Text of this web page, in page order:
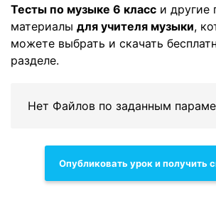
Тесты по музыке 6 класс и другие
материалы для учителя музыки,
можете выбрать и скачать
разделе.
Нет Файлов по заданным
Опубликовать урок и получить